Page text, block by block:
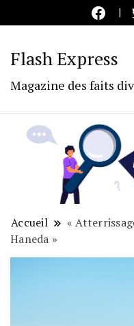
Flash Express
Magazine des faits
Accueil
«
Haneda »